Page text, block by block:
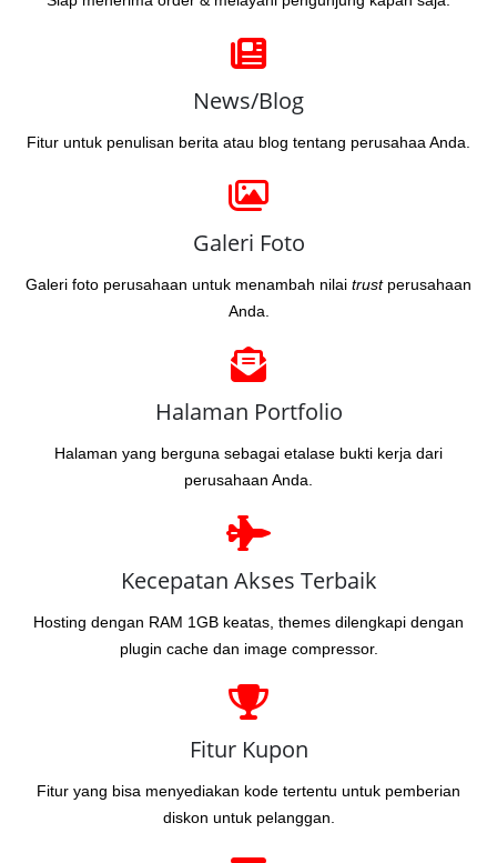
News/Blog
Fitur untuk penulisan berita atau blog tentang perusahaa Anda.
Galeri Foto
Galeri foto perusahaan untuk menambah nilai trustperusahaan
Anda.
Halaman Portfolio
Halaman yang berguna sebagai etalase bukti kerja dari
perusahaan Anda.
Kecepatan Akses Terbaik
Hosting dengan RAM 1GB keatas, themes dilengkapi dengan
plugin cache dan image compressor.
Fitur Kupon
Fitur yang bisa menyediakan kode tertentu untuk pemberian
diskon untuk pelanggan.